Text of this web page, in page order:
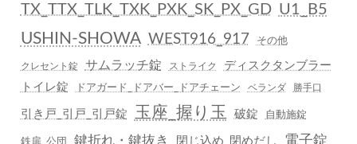
TX_TTX_TLK_TXK_PXK_SK_PX_GD U1_B5
USHIN-SHOWA WEST916_917 その他
クレセント錠 サムラッチ錠 ストライク
ディスクタンブラー
トイレ錠
ドアガード_ドアバー_ドアチェーン ベランダ 勝手口
引き戸_引戸_引戸錠 玉座_握り玉 破錠 自動施錠
鉄扉_公団 鍵折れ・鍵抜き 閉じ込め_閉めだし 電子錠